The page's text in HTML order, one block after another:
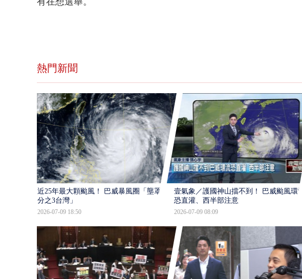
熱門新聞
近25年最大顆颱風！ 巴威暴風圈「壟罩4
分之3台灣」
2026-07-09 18:50
壹氣象／護國神山擋不到！ 巴威颱風環流
恐直灌、西半部注意
2026-07-09 08:09